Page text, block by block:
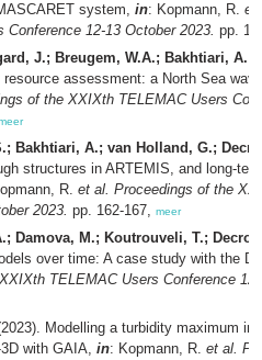
system, in: Kopmann, R. et
12-13 October 2023. pp.
J.; Breugem, W.A.; Bakhtiari, A.
assessment: a North Sea
of the XXIXth TELEMAC Users
Bakhtiari, A.; van Holland, G.;
structures in ARTEMIS, and long-
R. et al. Proceedings of the
2023. pp. 162-167, meer
Damova, M.; Koutrouveli, T.;
over time: A case study with the
TELEMAC Users Conference
Modelling a turbidity maximum in
with GAIA, in: Kopmann, R. et al.